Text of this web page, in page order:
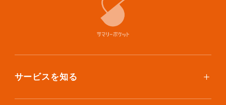
企業様へ
法人利用をご検討の方へ
サービスを知る
使い方